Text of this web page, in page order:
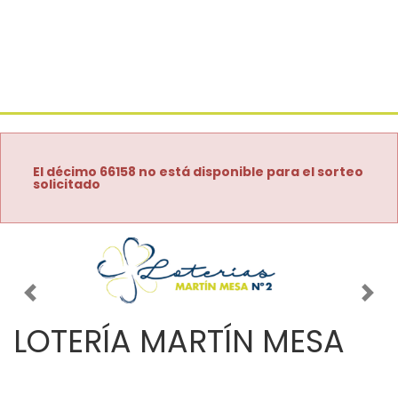
El décimo 66158 no está disponible para el sorteo
solicitado
Imagen anterior
LOTERÍA MARTÍN MESA